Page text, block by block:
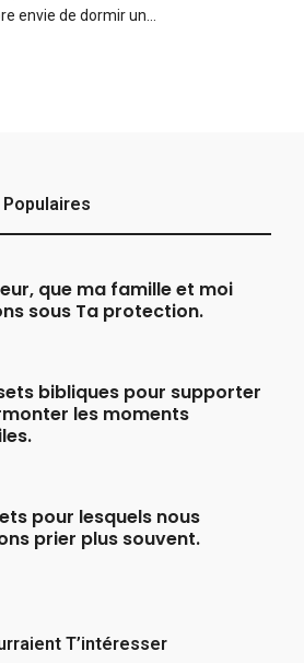
envie de dormir un…
que ma famille et moi
sous Ta protection.
bibliques pour supporter
les moments
pour lesquels nous
prier plus souvent.
T’intéresser